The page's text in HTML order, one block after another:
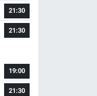
21:30
21:30
19:00
21:30